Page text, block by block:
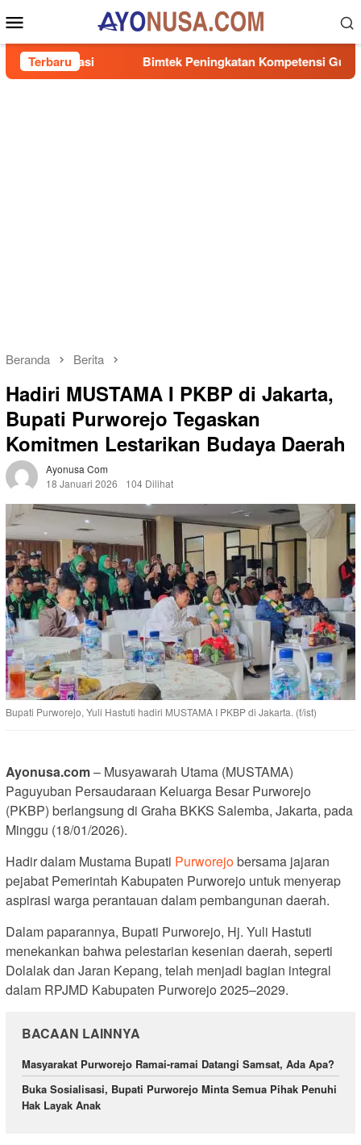
ke
kontenMobile
TerbaruBimtek Peningkatan Kompetensi Guru, Muhidi
Beranda Berita
Hadiri MUSTAMA I PKBP di Jakarta,
Bupati Purworejo Tegaskan
Komitmen Lestarikan Budaya Daerah
Ayonusa Com
18 Januari 2026
104 Dilihat
Bupati Purworejo, Yuli Hastuti hadiri MUSTAMA I PKBP di Jakarta. (f/ist)
Ayonusa.com– Musyawarah Utama (MUSTAMA)
Paguyuban Persaudaraan Keluarga Besar Purworejo
(PKBP) berlangsung di Graha BKKS Salemba, Jakarta, pada
Minggu (18/01/2026).
Hadir dalam Mustama Bupati Purworejobersama jajaran
pejabat Pemerintah Kabupaten Purworejo untuk menyerap
aspirasi warga perantauan dalam pembangunan daerah.
Dalam paparannya, Bupati Purworejo, Hj. Yuli Hastuti
menekankan bahwa pelestarian kesenian daerah, seperti
Dolalak dan Jaran Kepang, telah menjadi bagian integral
dalam RPJMD Kabupaten Purworejo 2025–2029.
BACAAN LAINNYA
Masyarakat Purworejo Ramai-ramai Datangi Samsat, Ada Apa?
Buka Sosialisasi, Bupati Purworejo Minta Semua Pihak Penuhi
Hak Layak Anak